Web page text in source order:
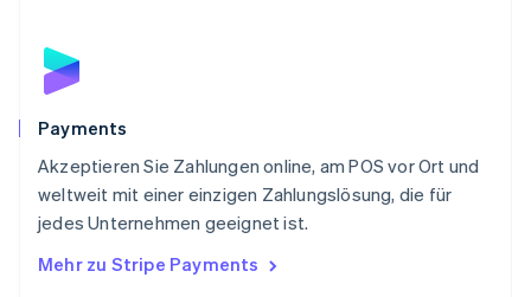
Payments
Akzeptieren Sie Zahlungen online, am POS vor Ort und
weltweit mit einer einzigen Zahlungslösung, die für
jedes Unternehmen geeignet ist.
Mehr zu Stripe Payments
Schweden
Schweiz
Singapur
English简体中文
Slowakei
Slowenien